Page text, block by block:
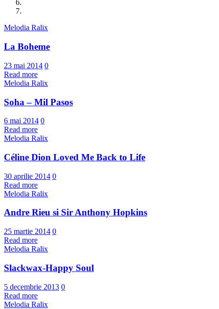
Melodia Ralix
La Boheme
23 mai 2014 0
Read more
Melodia Ralix
Soha – Mil Pasos
6 mai 2014 0
Read more
Melodia Ralix
Céline Dion Loved Me Back to Life
30 aprilie 2014 0
Read more
Melodia Ralix
Andre Rieu si Sir Anthony Hopkins
25 martie 2014 0
Read more
Melodia Ralix
Slackwax-Happy Soul
5 decembrie 2013 0
Read more
Melodia Ralix